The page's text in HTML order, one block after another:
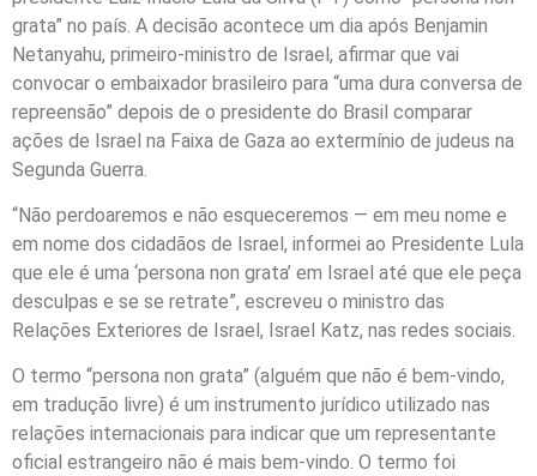
grata” no país. A decisão acontece um dia após Benjamin
Netanyahu, primeiro-ministro de Israel, afirmar que vai
convocar o embaixador brasileiro para “uma dura conversa de
repreensão” depois de o presidente do Brasil comparar
ações de Israel na Faixa de Gaza ao extermínio de judeus na
Segunda Guerra.
“Não perdoaremos e não esqueceremos — em meu nome e
em nome dos cidadãos de Israel, informei ao Presidente Lula
que ele é uma ‘persona non grata’ em Israel até que ele peça
desculpas e se se retrate”, escreveu o ministro das
Relações Exteriores de Israel, Israel Katz, nas redes sociais.
O termo “persona non grata” (alguém que não é bem-vindo,
em tradução livre) é um instrumento jurídico utilizado nas
relações internacionais para indicar que um representante
oficial estrangeiro não é mais bem-vindo. O termo foi